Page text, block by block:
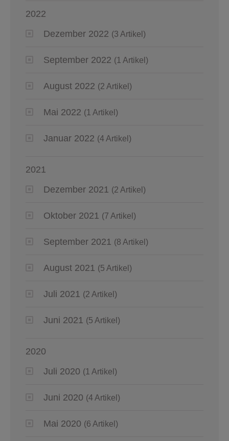
2022
Dezember 2022 (3 Artikel)
September 2022 (1 Artikel)
August 2022 (2 Artikel)
Mai 2022 (1 Artikel)
Januar 2022 (4 Artikel)
2021
Dezember 2021 (2 Artikel)
Oktober 2021 (7 Artikel)
September 2021 (8 Artikel)
August 2021 (5 Artikel)
Juli 2021 (2 Artikel)
Juni 2021 (5 Artikel)
2020
Juli 2020 (1 Artikel)
Juni 2020 (4 Artikel)
Mai 2020 (6 Artikel)